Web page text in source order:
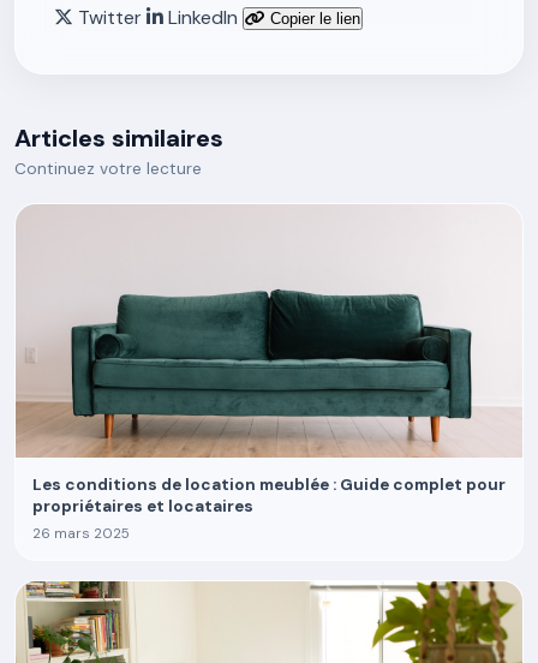
Twitter LinkedIn Copier le lien
Articles similaires
Continuez votre lecture
Les conditions de location meublée : Guide complet pour
propriétaires et locataires
26 mars 2025